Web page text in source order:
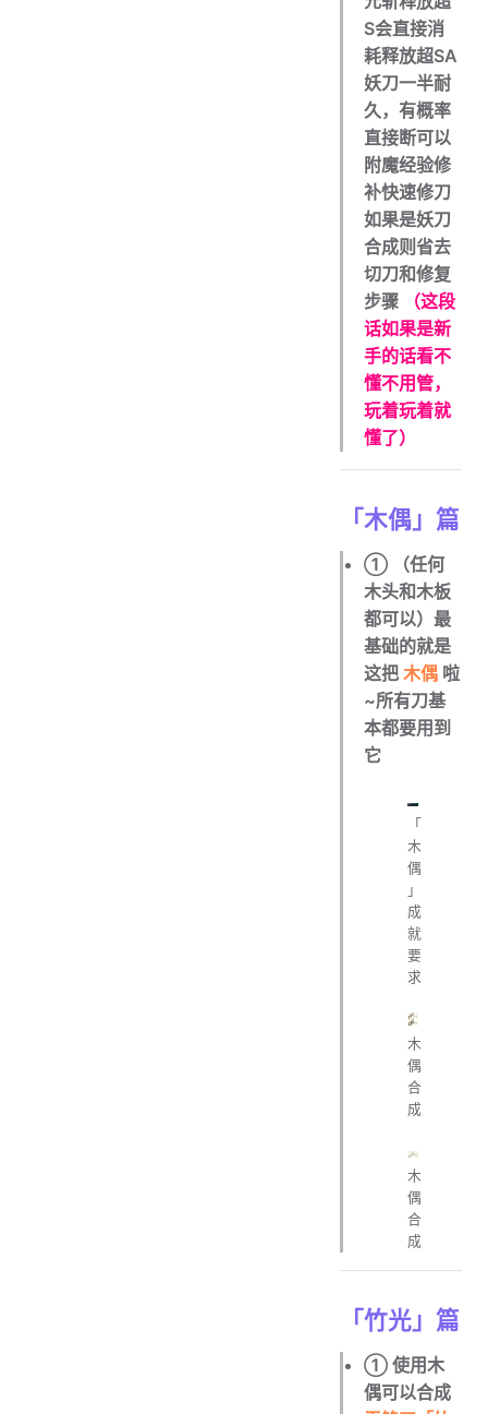
S会直接消
耗释放超SA
妖刀一半耐
久，有概率
直接断可以
附魔经验修
补快速修刀
如果是妖刀
合成则省去
切刀和修复
步骤
（这段
话如果是新
手的话看不
懂不用管，
玩着玩着就
懂了）
「木偶」篇
① （任何
木头和木板
都可以）最
基础的就是
这把木偶 啦
~所有刀基
本都要用到
它
「
木
偶
」
成
就
要
求
木
偶
合
成
木
偶
合
成
「竹光」篇
① 使用木
偶可以合成